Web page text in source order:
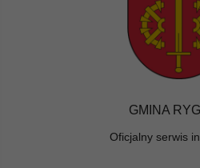
GMINA
Oficjalny serwis